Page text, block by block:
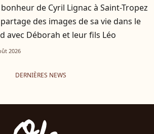
bonheur de Cyril Lignac à Saint-Tropez
des images de sa vie dans le
avec Déborah et leur fils Léo
2026
DERNIÈRES NEWS